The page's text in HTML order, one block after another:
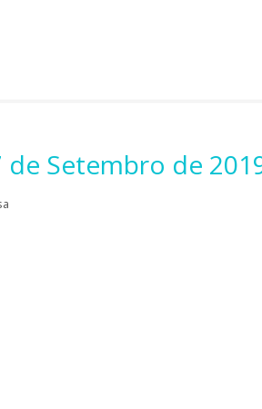
de Setembro de